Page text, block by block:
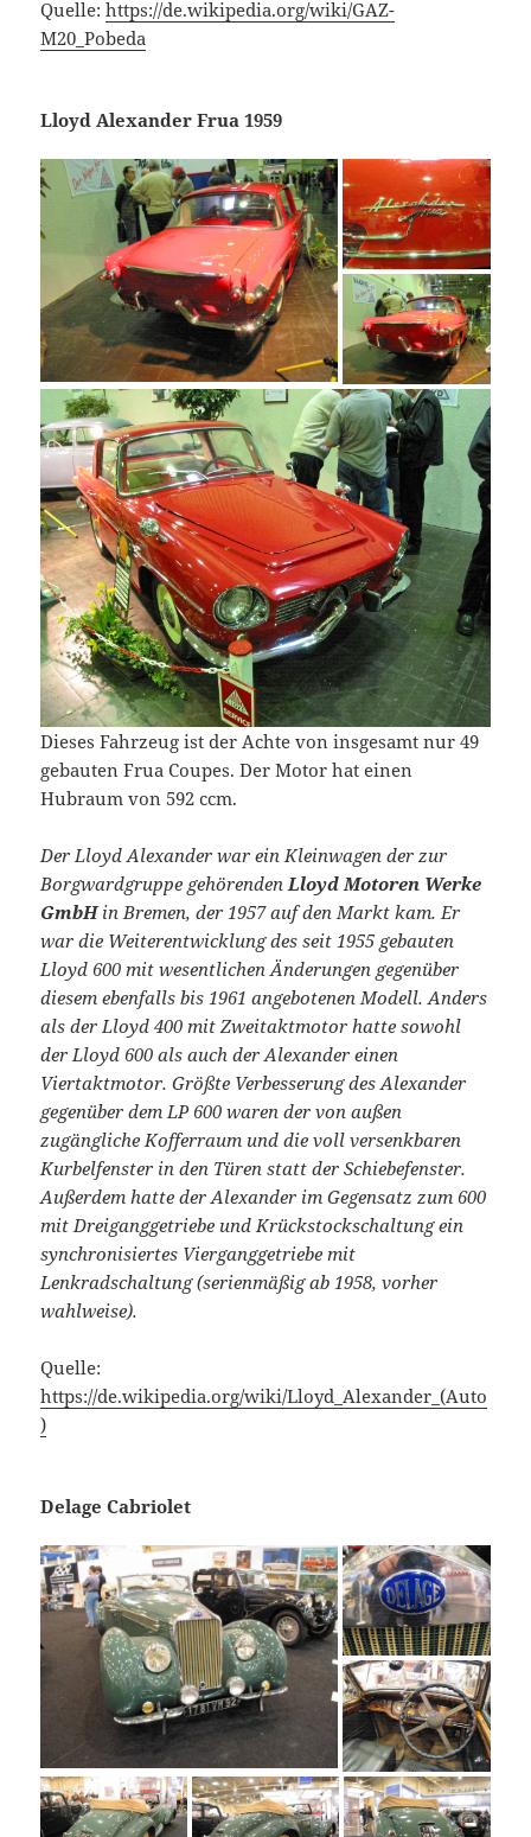
Quelle:https://de.wikipedia.org/wiki/GAZ-
M20_Pobeda
Lloyd Alexander Frua 1959
Dieses Fahrzeug ist der Achte von insgesamt nur 49
gebauten Frua Coupes. Der Motor hat einen
Hubraum von 592 ccm.
Der Lloyd Alexander war ein Kleinwagen der zur
Borgwardgruppe gehörenden Lloyd Motoren Werke
GmbHin Bremen, der 1957 auf den Markt kam. Er
war die Weiterentwicklung des seit 1955 gebauten
Lloyd 600 mit wesentlichen Änderungen gegenüber
diesem ebenfalls bis 1961 angebotenen Modell. Anders
als der Lloyd 400 mit Zweitaktmotor hatte sowohl
der Lloyd 600 als auch der Alexander einen
Viertaktmotor. Größte Verbesserung des Alexander
gegenüber dem LP 600 waren der von außen
zugängliche Kofferraum und die voll versenkbaren
Kurbelfenster in den Türen statt der Schiebefenster.
Außerdem hatte der Alexander im Gegensatz zum 600
mit Dreiganggetriebe und Krückstockschaltung ein
synchronisiertes Vierganggetriebe mit
Lenkradschaltung (serienmäßig ab 1958, vorher
wahlweise).
Quelle:
https://de.wikipedia.org/wiki/Lloyd_Alexander_(Auto
)
Delage Cabriolet